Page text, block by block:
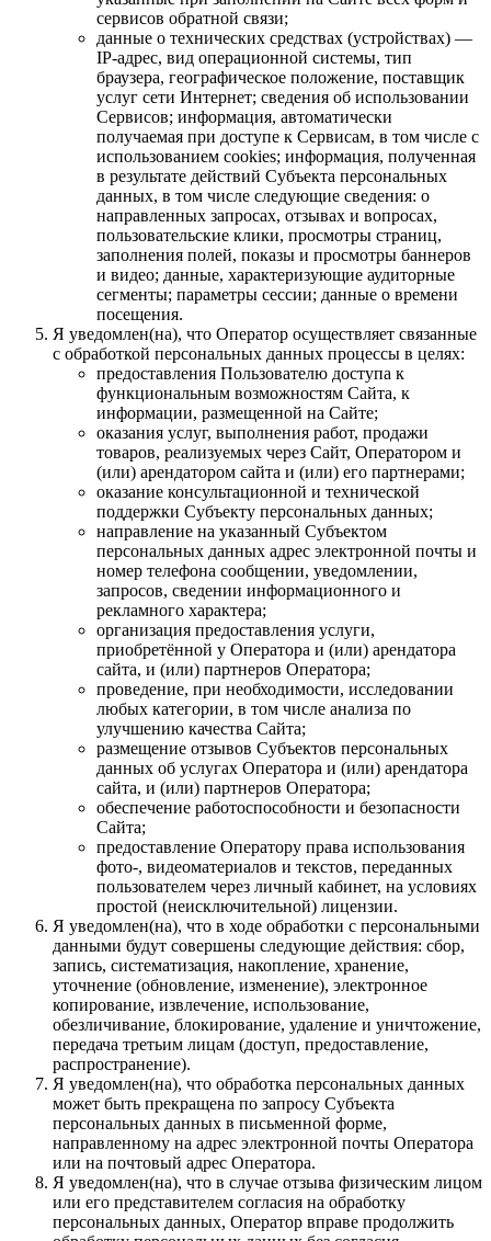
сервисов обратной связи;
данные о технических средствах (устройствах) —
IP-адрес, вид операционной системы, тип
браузера, географическое положение, поставщик
услуг сети Интернет; сведения об использовании
Сервисов; информация, автоматически
получаемая при доступе к Сервисам, в том числе с
использованием cookies; информация, полученная
в результате действий Субъекта персональных
данных, в том числе следующие сведения: о
направленных запросах, отзывах и вопросах,
пользовательские клики, просмотры страниц,
заполнения полей, показы и просмотры баннеров
и видео; данные, характеризующие аудиторные
сегменты; параметры сессии; данные о времени
посещения.
Я уведомлен(на), что Оператор осуществляет связанные
с обработкой персональных данных процессы в целях:
предоставления Пользователю доступа к
функциональным возможностям Сайта, к
информации, размещенной на Сайте;
оказания услуг, выполнения работ, продажи
товаров, реализуемых через Сайт, Оператором и
(или) арендатором сайта и (или) его партнерами;
оказание консультационной и технической
поддержки Субъекту персональных данных;
направление на указанный Субъектом
персональных данных адрес электронной почты и
номер телефона сообщении, уведомлении,
запросов, сведении информационного и
рекламного характера;
организация предоставления услуги,
приобретённой у Оператора и (или) арендатора
сайта, и (или) партнеров Оператора;
проведение, при необходимости, исследовании
любых категории, в том числе анализа по
улучшению качества Сайта;
размещение отзывов Субъектов персональных
данных об услугах Оператора и (или) арендатора
сайта, и (или) партнеров Оператора;
обеспечение работоспособности и безопасности
Сайта;
предоставление Оператору права использования
фото-, видеоматериалов и текстов, переданных
пользователем через личный кабинет, на условиях
простой (неисключительной) лицензии.
Я уведомлен(на), что в ходе обработки с персональными
данными будут совершены следующие действия: сбор,
запись, систематизация, накопление, хранение,
уточнение (обновление, изменение), электронное
копирование, извлечение, использование,
обезличивание, блокирование, удаление и уничтожение,
передача третьим лицам (доступ, предоставление,
распространение).
Я уведомлен(на), что обработка персональных данных
может быть прекращена по запросу Субъекта
персональных данных в письменной форме,
направленному на адрес электронной почты Оператора
или на почтовый адрес Оператора.
Я уведомлен(на), что в случае отзыва физическим лицом
или его представителем согласия на обработку
персональных данных, Оператор вправе продолжить